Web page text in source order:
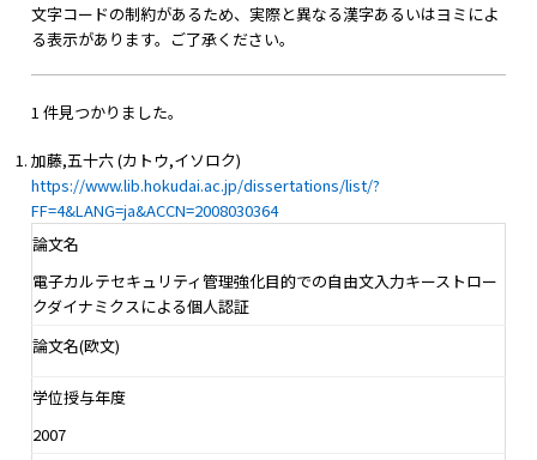
文字コードの制約があるため、実際と異なる漢字あるいはヨミによ
る表示があります。ご了承ください。
1 件見つかりました。
加藤,五十六 (カトウ,イソロク)
https://www.lib.hokudai.ac.jp/dissertations/list/?
FF=4&LANG=ja&ACCN=2008030364
論文名
電子カルテセキュリティ管理強化目的での自由文入力キーストロー
クダイナミクスによる個人認証
論文名(欧文)
学位授与年度
2007